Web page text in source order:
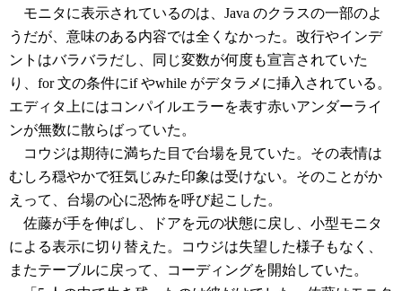
モニタに表示されているのは、Java のクラスの一部のよ
うだが、意味のある内容では全くなかった。改行やインデ
ントはバラバラだし、同じ変数が何度も宣言されていた
り、for 文の条件にif やwhile がデタラメに挿入されている。
エディタ上にはコンパイルエラーを表す赤いアンダーライ
ンが無数に散らばっていた。
コウジは期待に満ちた目で台場を見ていた。その表情は
むしろ穏やかで狂気じみた印象は受けない。そのことがか
えって、台場の心に恐怖を呼び起こした。
佐藤が手を伸ばし、ドアを元の状態に戻し、小型モニタ
による表示に切り替えた。コウジは失望した様子もなく、
またテーブルに戻って、コーディングを開始していた。